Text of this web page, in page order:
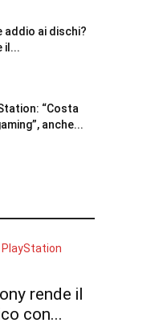
addio ai dischi?
il...
“Costa
anche...
rende il
con...